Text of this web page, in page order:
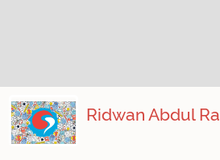
Ridwan Abdul Ra